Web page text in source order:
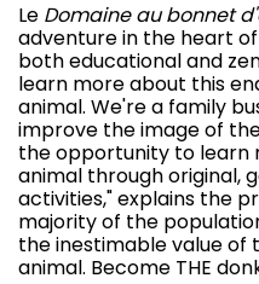
Le Domaine au bonnet
adventure in the heart
both educational and
learn more about this
animal. We're a family
improve the image of
the opportunity to learn
animal through original,
activities," explains the
majority of the
the inestimable value of
animal. Become THE